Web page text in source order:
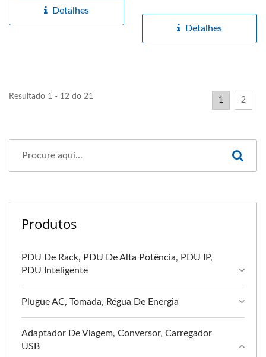
Detalhes
converter...Detalhes
Resultado 1 - 12 do 21 1 2
Produtos
PDU De Rack, PDU De Alta Potência, PDU IP,
PDU Inteligente
Plugue AC, Tomada, Régua De Energia
Adaptador De Viagem, Conversor, Carregador
USB